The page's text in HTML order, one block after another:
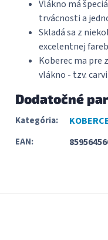
Vlákno má
trvácnosti a
Skladá sa z
excelentnej
Koberec ma pre
vlákno - tzv.
Dodatočné
Kategória:
EAN: